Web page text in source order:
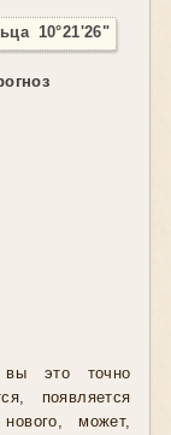
10°21'26"
это точно
появляется
может,